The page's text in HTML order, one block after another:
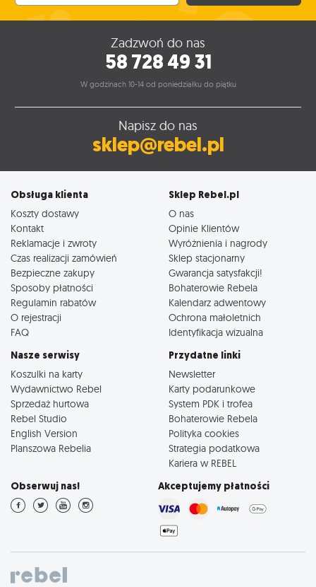
Zadzwoń do nas
58 728 49 31
W godzinach 10-14 od poniedziałku do piątku
Napisz do nas
sklep@rebel.pl
Obsługa klienta
Koszty dostawy
Kontakt
Reklamacje i zwroty
Czas realizacji zamówień
Bezpieczne zakupy
Sposoby płatności
Regulamin rabatów
O rejestracji
FAQ
Sklep Rebel.pl
O nas
Opinie Klientów
Wyróżnienia i nagrody
Sklep stacjonarny
Gwarancja satysfakcji!
Bohaterowie Rebela
Kalendarz adwentowy
Ochrona małoletnich
Identyfikacja wizualna
Nasze serwisy
Koszulki na karty
Wydawnictwo Rebel
Sprzedaż hurtowa
Rebel Studio
English Version
Planszowa Rebelia
Przydatne linki
Newsletter
Karty podarunkowe
System PDK i trofea
Bohaterowie Rebela
Polityka cookies
Strategia podatkowa
Kariera w REBEL
Obserwuj nas! Akceptujemy płatności